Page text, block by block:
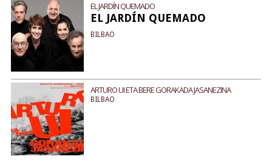
EL JARDÍN QUEMADO
EL JARDÍN QUEMADO
BILBAO
ARTURO UI ETA BERE GORAKADA JASANEZINA
BILBAO